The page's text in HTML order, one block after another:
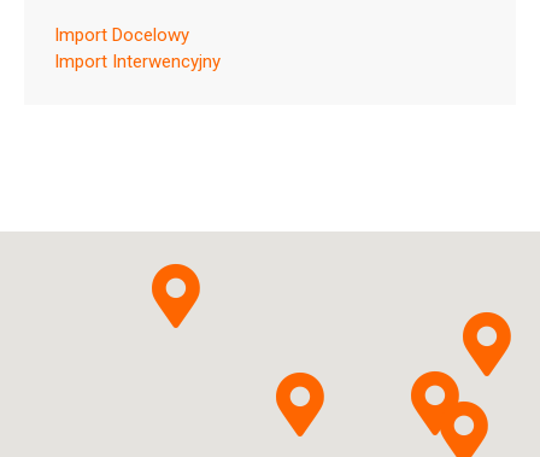
Przedsiębiorstwo Produkcji
Farmaceutycznej HASCO-
Import Docelowy
Import Interwencyjny